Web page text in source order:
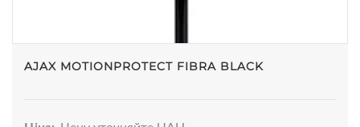
AJAX MOTIONPROTECT FIBRA BLACK